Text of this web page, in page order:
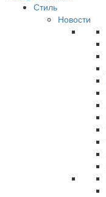
Стиль
Новости